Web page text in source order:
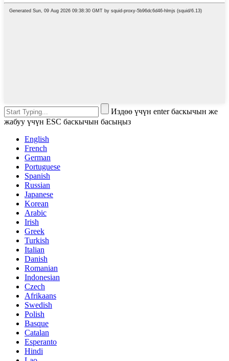
Издөө үчүн enter баскычын же
жабуу үчүн ESC баскычын басыңыз
English
French
German
Portuguese
Spanish
Russian
Japanese
Korean
Arabic
Irish
Greek
Turkish
Italian
Danish
Romanian
Indonesian
Czech
Afrikaans
Swedish
Polish
Basque
Catalan
Esperanto
Hindi